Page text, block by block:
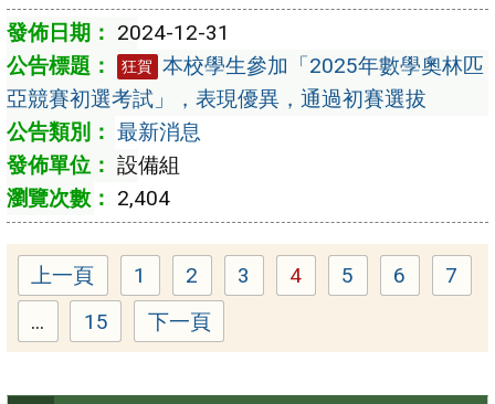
2024-12-31
狂賀 本校學生參加「2025年數學奧林匹
亞競賽初選考試」，表現優異，通過初賽選拔
最新消息
設備組
2,404
上一頁 Page
1 Page
2 Page
3 Page
4 Page
5 Page
6
7
...
Page
15 下一頁